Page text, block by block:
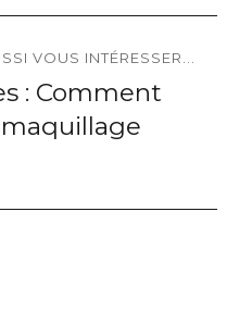
VOUS INTÉRESSER...
: Comment